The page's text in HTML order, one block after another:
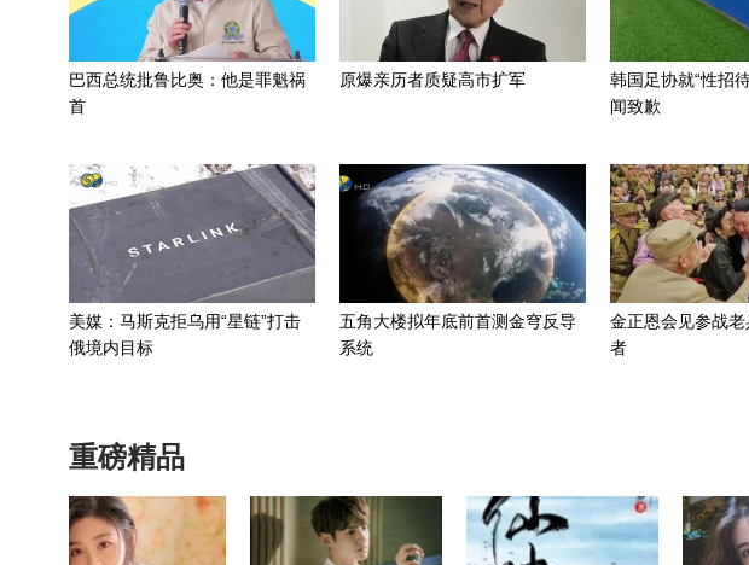
巴西总统批鲁比奥：他是罪魁祸
首
原爆亲历者质疑高市扩军
韩国足协就“性招
闻致歉
美媒：马斯克拒乌用“星链”打击
俄境内目标
五角大楼拟年底前首测金穹反导
系统
金正恩会见参战
者
重磅精品